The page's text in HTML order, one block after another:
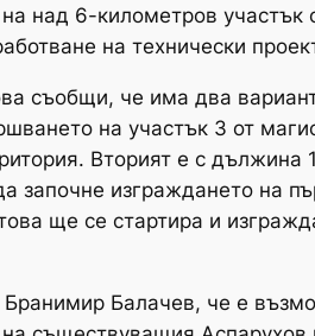
над 6-километров
на технически
съобщи, че има два
на участък 3 от
Вторият е с
изграждането на
ще се стартира и
Балачев, че е